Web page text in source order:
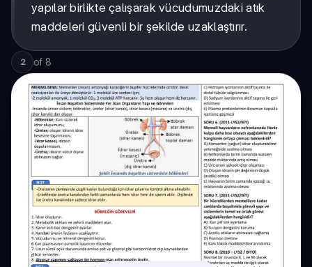
yapılar birlikte çalışarak vücudumuzdaki atık
maddeleri güvenli bir şekilde uzaklaştırır.
2 of 8